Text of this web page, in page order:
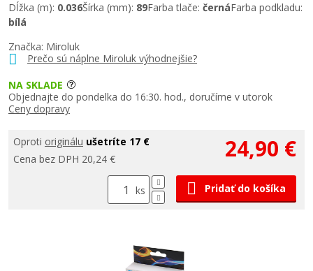
Značka: Miroluk
Prečo sú náplne Miroluk výhodnejšie?
Dĺžka (m): 0.036Šírka (mm): 89Farba tlače: černáFarba podkladu:
bílá
NA SKLADE
Objednajte do pondelka do 16:30. hod., doručíme v utorok
Ceny dopravy
Oproti originálu ušetríte 17 €
Cena bez DPH 20,24 €
24,90 €
ks Pridať do košíka